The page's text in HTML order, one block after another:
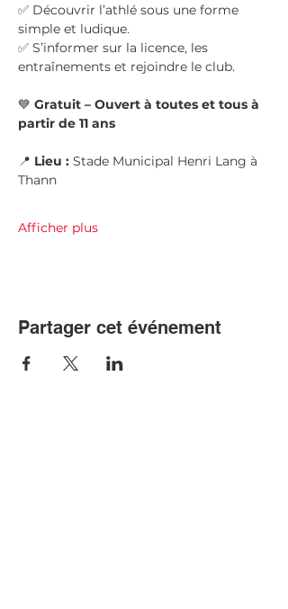
✅ Découvrir l’athlé sous une forme
simple et ludique.
✅ S’informer sur la licence, les
entraînements et rejoindre le club.
💙 Gratuit – Ouvert à toutes et tous à
partir de 11 ans
📍 Lieu : Stade Municipal Henri Lang à
Thann
Afficher plus
Partager cet événement